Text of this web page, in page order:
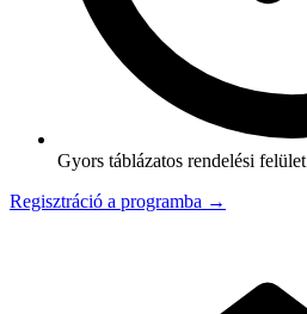
Gyors táblázatos rendelési felület
Regisztráció a programba →